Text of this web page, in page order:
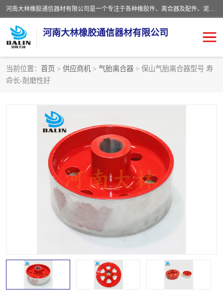
河南大林橡胶通信器材有限公司是一个专注于各种橡胶件、离合器及配件、泥浆泵及配件等产品设计制造和加工的企业。产品应用于矿山、冶金、石油、钢铁、化工、水泥、船舶、造纸、通用机械等各种大功率机械传动或制动装置。
河南大林橡胶通信器材有限公司
当前位置： 首页 > 供应商机 > 气胎离合器 > 保山气胎离合器型号 寿
命长-耐磨性好